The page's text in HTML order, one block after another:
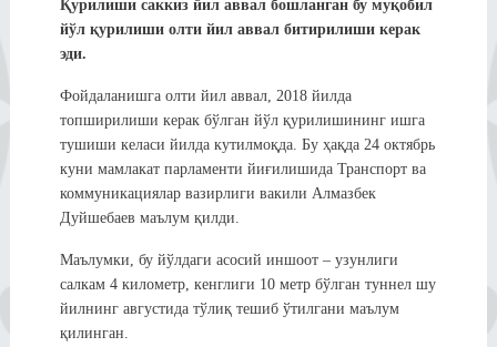
Қурилиши саккиз йил аввал бошланган бу муқобил
йўл қурилиши олти йил аввал битирилиши керак
эди.
Фойдаланишга олти йил аввал, 2018 йилда
топширилиши керак бўлган йўл қурилишининг ишга
тушиши келаси йилда кутилмоқда. Бу ҳақда 24 октябрь
куни мамлакат парламенти йиғилишида Транспорт ва
коммуникациялар вазирлиги вакили Алмазбек
Дуйшебаев маълум қилди.
Маълумки, бу йўлдаги асосий иншоот – узунлиги
салкам 4 километр, кенглиги 10 метр бўлган туннел шу
йилнинг августида тўлиқ тешиб ўтилгани маълум
қилинган.